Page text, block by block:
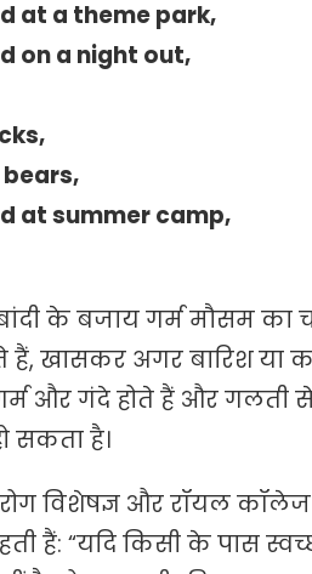
at a theme park,
on a night out,
at summer camp,
के बजाय गर्म मौसम
अगर बारिश या
गर्म और गंदे होते हैं और
सकता है।
रोग विशेषज्ञ और रॉयल
हैं: “यदि किसी के पास